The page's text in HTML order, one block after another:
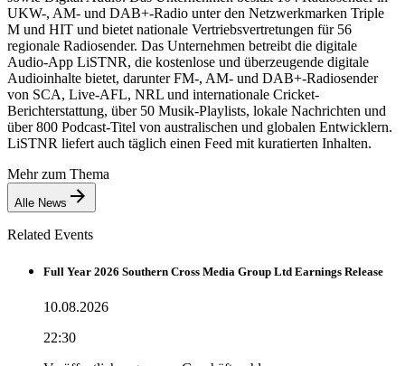
UKW-, AM- und DAB+-Radio unter den Netzwerkmarken Triple
M und HIT und bietet nationale Vertriebsvertretungen für 56
regionale Radiosender. Das Unternehmen betreibt die digitale
Audio-App LiSTNR, die kostenlose und überzeugende digitale
Audioinhalte bietet, darunter FM-, AM- und DAB+-Radiosender
von SCA, Live-AFL, NRL und internationale Cricket-
Berichterstattung, über 50 Musik-Playlists, lokale Nachrichten und
über 800 Podcast-Titel von australischen und globalen Entwicklern.
LiSTNR liefert auch täglich einen Feed mit kuratierten Inhalten.
Mehr zum Thema
Alle News
Related Events
Full Year 2026 Southern Cross Media Group Ltd Earnings Release
10.08.2026
22:30